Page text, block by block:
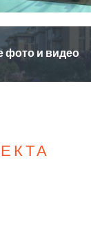
фото и видео